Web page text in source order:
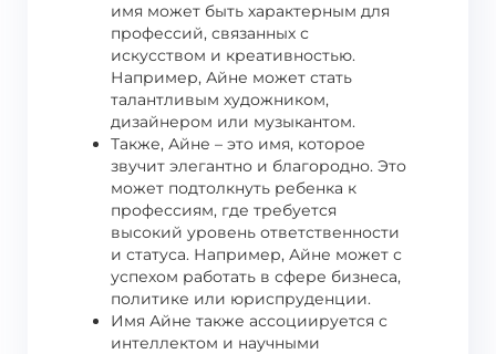
имя может быть характерным для
профессий, связанных с
искусством и креативностью.
Например, Айне может стать
талантливым художником,
дизайнером или музыкантом.
Также, Айне – это имя, которое
звучит элегантно и благородно. Это
может подтолкнуть ребенка к
профессиям, где требуется
высокий уровень ответственности
и статуса. Например, Айне может с
успехом работать в сфере бизнеса,
политике или юриспруденции.
Имя Айне также ассоциируется с
интеллектом и научными